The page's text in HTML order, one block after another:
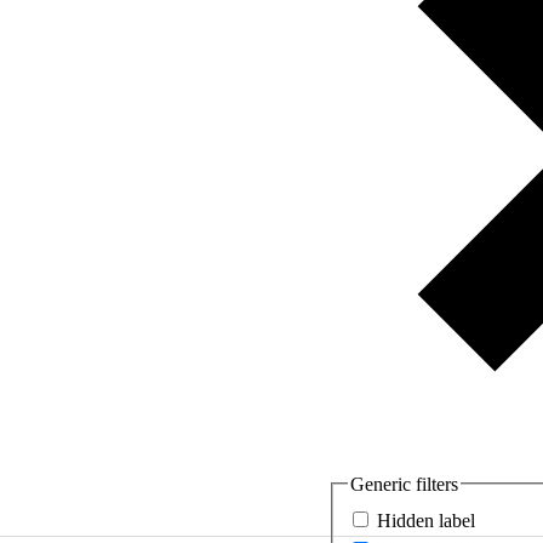
Generic filters
Hidden label